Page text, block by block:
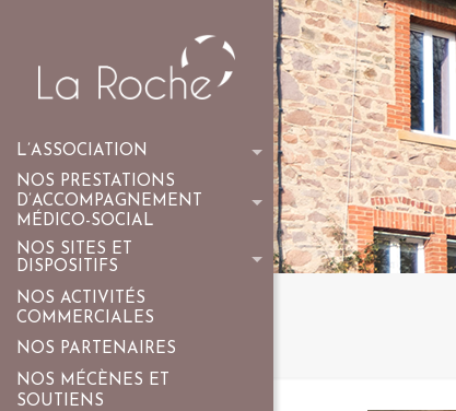
L’ASSOCIATION
NOS PRESTATIONS
D’ACCOMPAGNEMENT
MÉDICO-SOCIAL
NOS SITES ET
DISPOSITIFS
NOS ACTIVITÉS
COMMERCIALES
NOS PARTENAIRES
NOS MÉCÈNES ET
SOUTIENS